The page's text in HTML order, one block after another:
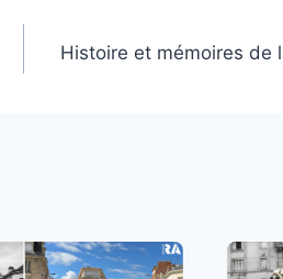
Histoire et mémoires de